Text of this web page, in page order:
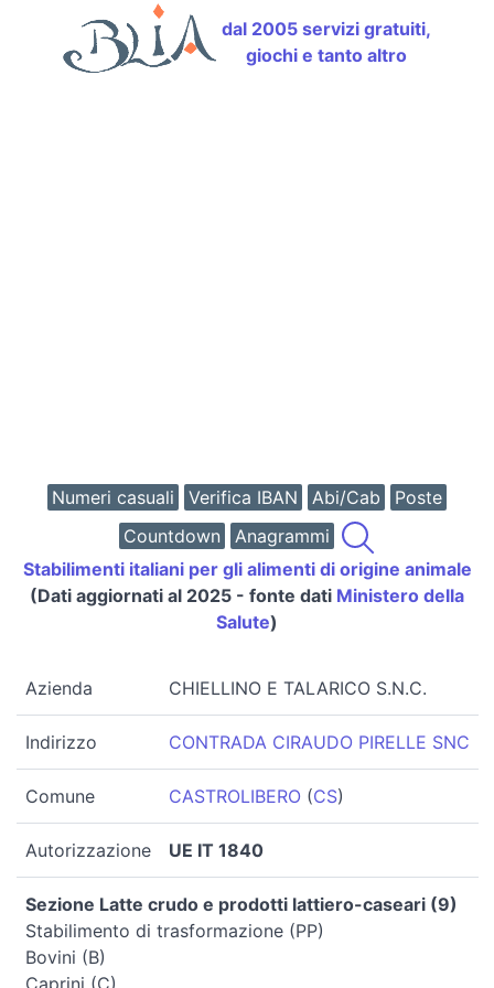
dal 2005 servizi gratuiti,
giochi e tanto altro
Numeri casuali Verifica IBAN Abi/Cab
Poste
Countdown
Anagrammi
Stabilimenti italiani per gli alimenti di origine animale
(Dati aggiornati al 2025 - fonte dati Ministero della
Salute)
Azienda CHIELLINO E TALARICO S.N.C.
Indirizzo CONTRADA CIRAUDO PIRELLE SNC
Comune CASTROLIBERO(CS)
Autorizzazione UE IT 1840
Sezione Latte crudo e prodotti lattiero-caseari (9)
Stabilimento di trasformazione (PP)
Bovini (B)
Caprini (C)